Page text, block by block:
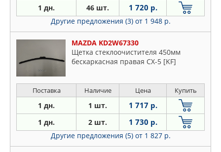
1 дн. 46 шт. 1 720 р.
Другие предложения (3) от 1 948 р.
MAZDA KD2W67330
Щетка стеклоочистителя 450мм
бескаркасная правая CX-5 [KF]
Поставка Наличие Цена Купить
1 дн. 1 шт. 1 717 р.
1 дн. 2 шт. 1 730 р.
Другие предложения (5) от 1 827 р.